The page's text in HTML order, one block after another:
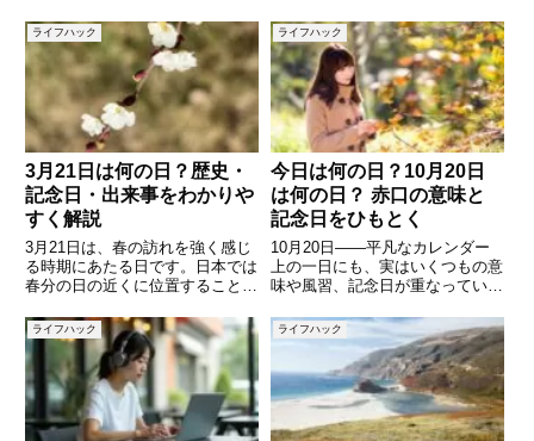
だろう？」と気になることはあり
ませんか？10月23日は、日本国
内だけでなく、世界のあるいは文
化・科学の分野でも、さまざまな
少ないかもしれません。実は10
月9日には、歴史的な出来事から
ユニークな記念日まで、さまざま
な
ライフハック
3月21日は何の日？歴史・
記念日・出来事をわかりや
すく解説
3月21日は、春の訪れを強く感じ
る時期にあたる日です。日本では
春分の日の近くに位置することも
る季節でもあります。また、この
日には日本や世界でさまざまな記
念日や歴史的な出来事が存在しま
す。普段は意識することの少な
ライフハック
今日は何の日？10月20日
は何の日？ 赤口の意味と
記念日をひもとく
10月20日――平凡なカレンダー
上の一日にも、実はいくつもの意
味や風習、記念日が重なっていま
こう）」であり、伝統的にはお祝
い事や大事な予定には向かな
い“凶日”とされることもありま
す。しかし、赤口にも例外や時間
帯
ライフハック ライフハック